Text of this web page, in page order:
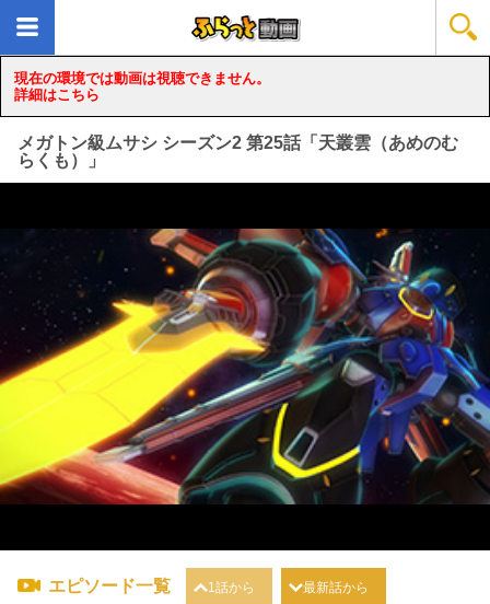
現在の環境では動画は視聴できません。
詳細はこちら
メガトン級ムサシ シーズン2 第25話「天叢雲（あめのむ
らくも）」
loading...
エピソード一覧 1話から 最新話から